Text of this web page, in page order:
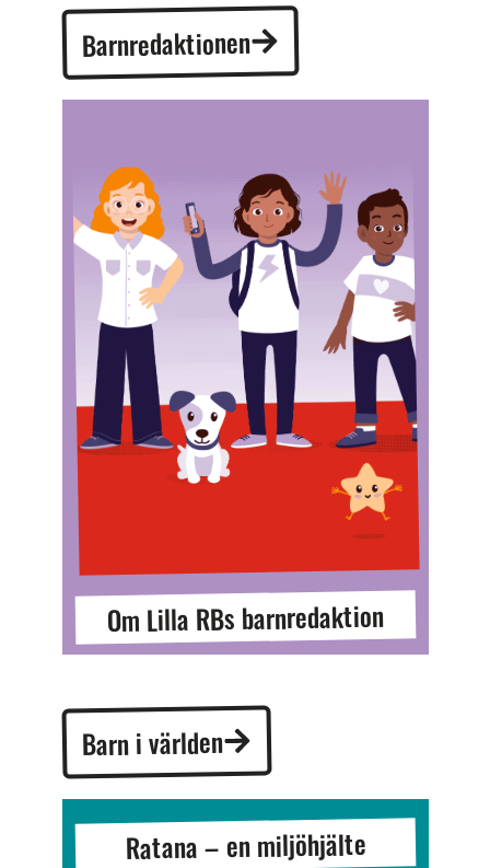
Barnredaktionen
Om Lilla RBs barnredaktion
Barn i världen
Ratana – en miljöhjälte